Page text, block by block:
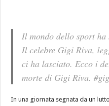
Il mondo dello sport ha
Il celebre Gigi Riva,
ci ha lasciato. Ecco i
morte di Gigi Riva.
In una giornata segnata da un